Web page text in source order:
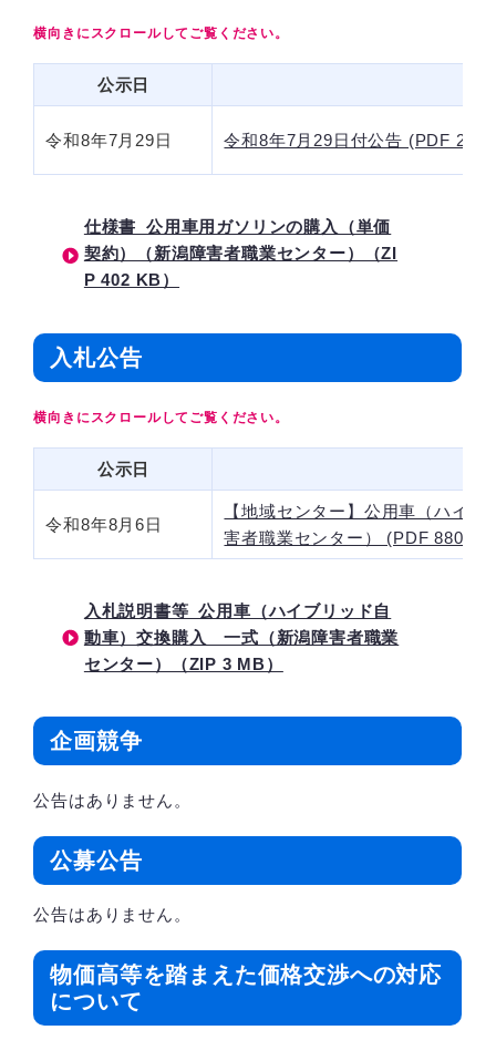
公示日
令和8年7月29日 令和8年7月29日付公告 (PDF 208
仕様書_公用車用ガソリンの購入（単価
契約）（新潟障害者職業センター）（ZI
P 402 KB）
入札公告
公示日
令和8年8月6日
【地域センター】公用車（ハイ
害者職業センター） (PDF 880
入札説明書等_公用車（ハイブリッド自
動車）交換購入 一式（新潟障害者職業
センター）（ZIP 3 MB）
企画競争
公告はありません。
公募公告
公告はありません。
物価高等を踏まえた価格交渉への対応
について